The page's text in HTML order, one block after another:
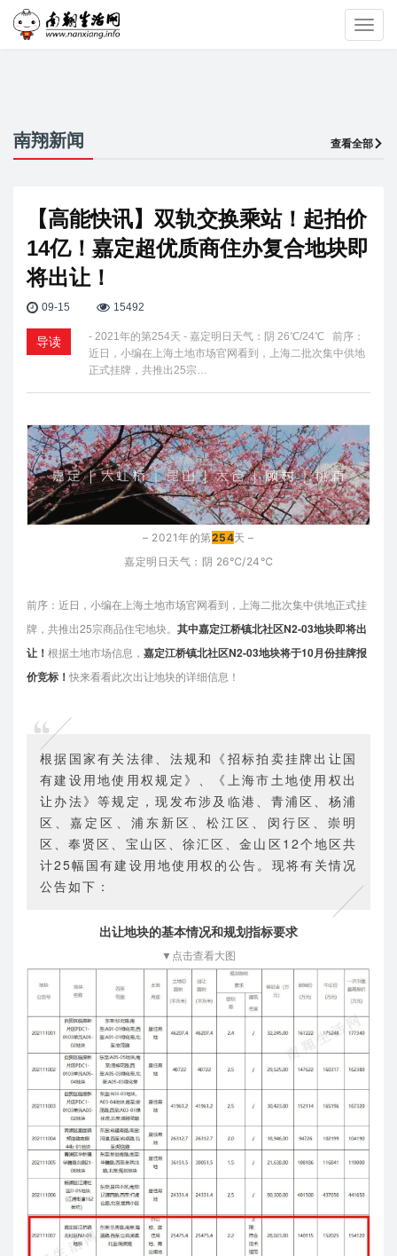
南翔新闻 查看全部
【高能快讯】双轨交换乘站！起拍价
14亿！嘉定超优质商住办复合地块即
将出让！
09-15 15492
导读
- 2021年的第254天 - 嘉定明日天气：阴 26℃/24℃ 前序：
近日，小编在上海土地市场官网看到，上海二批次集中供地
正式挂牌，共推出25宗…
– 2021年的第254天 –
嘉定明日天气：阴 26℃/24℃
前序：近日，小编在上海土地市场官网看到，上海二批次集中供地正式挂
牌，共推出25宗商品住宅地块。 其中嘉定江桥镇北社区N2-03地块即将出
让 ！ 根据土地市场信息， 嘉定江桥镇北社区N2-03地块将于10月份挂牌报
价竞标 ！ 快来看看此次出让地块的详细信息！
根据国家有关法律、法规和《招标拍卖挂牌出让国
有建设用地使用权规定》、《上海市土地使用权出
让办法》等规定，现发布涉及临港、青浦区、杨浦
区、嘉定区、浦东新区、松江区、闵行区、崇明
区、奉贤区、宝山区、徐汇区、金山区12个地区共
计25幅国有建设用地使用权的公告。现将有关情况
公告如下：
出让地块的基本情况和规划指标要求
▼点击查看大图